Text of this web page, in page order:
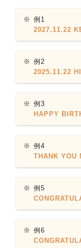
例1
2027.11.22
例2
2025.11.22
例3
HAPPY
例4
THANK YOU
例5
例6